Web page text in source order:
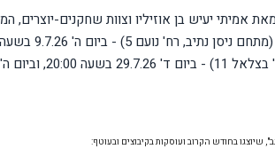
מאת אמיתי יעיש בן אוזיליו וצוות שחקנים-יוצרים,
בשעה 20:00.
שיוצגו בחודש הקרוב ועוסקות בקיבוצים ובעוטף: